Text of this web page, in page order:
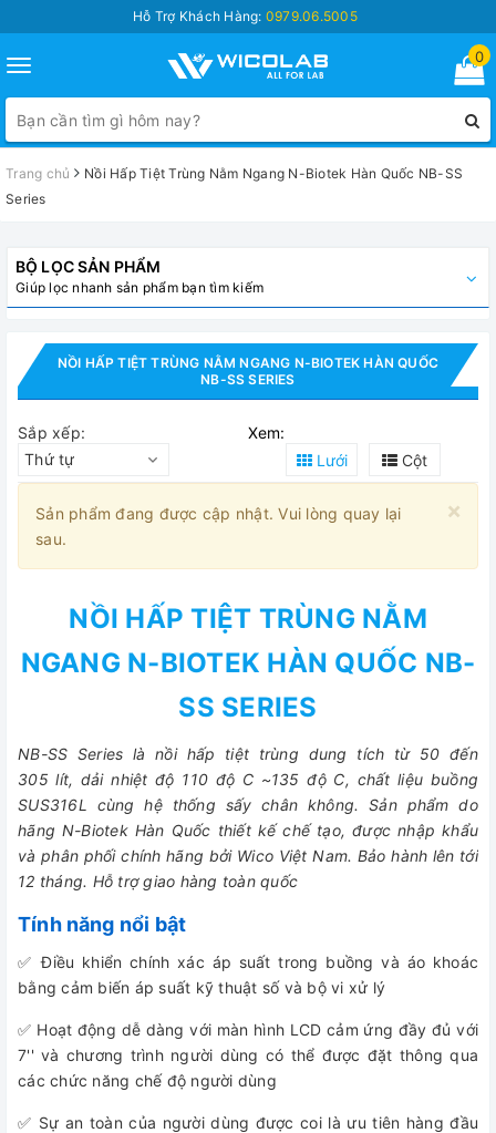
Hỗ Trợ Khách Hàng: 0979.06.5005
Toggle
navigation
0
Trang chủ
Nồi Hấp Tiệt Trùng Nằm Ngang N-Biotek Hàn Quốc NB-SS
Series
BỘ LỌC SẢN PHẨM
Giúp lọc nhanh sản phẩm bạn tìm kiếm
NỒI HẤP TIỆT TRÙNG NẰM NGANG N-BIOTEK HÀN QUỐC
NB-SS SERIES
Sắp xếp:
Thứ tự
Xem:
Lưới
Cột
×
Sản phẩm đang được cập nhật. Vui lòng quay lại
sau.
NỒI HẤP TIỆT TRÙNG NẰM
NGANG N-BIOTEK HÀN QUỐC NB-
SS SERIES
NB-SS Series là nồi hấp tiệt trùng dung tích từ 50 đến
305 lít, dải nhiệt độ 110 độ C ~135 độ C, chất liệu buồng
SUS316L cùng hệ thống sấy chân không. Sản phẩm do
hãng N-Biotek Hàn Quốc thiết kế chế tạo, được nhập khẩu
và phân phối chính hãng bởi Wico Việt Nam. Bảo hành lên tới
12 tháng. Hỗ trợ giao hàng toàn quốc
Tính năng nổi bật
✅ Điều khiển chính xác áp suất trong buồng và áo khoác
bằng cảm biến áp suất kỹ thuật số và bộ vi xử lý
✅ Hoạt động dễ dàng với màn hình LCD cảm ứng đầy đủ với
7'' và chương trình người dùng có thể được đặt thông qua
các chức năng chế độ người dùng
✅ Sự an toàn của người dùng được coi là ưu tiên hàng đầu